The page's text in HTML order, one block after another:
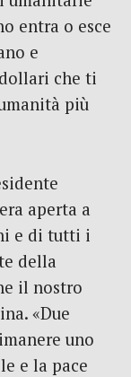
entra o esce
e
che ti
più
aperta a
e di tutti i
della
il nostro
«Due
uno
e la pace